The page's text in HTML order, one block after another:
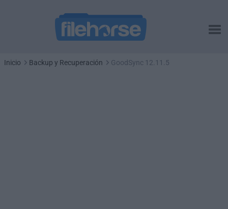
Inicio Backup y Recuperación GoodSync 12.11.5